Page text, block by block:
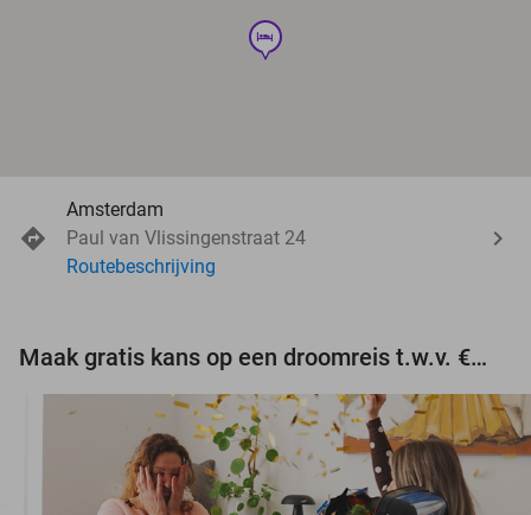
hotel
Amsterdam
Paul van Vlissingenstraat 24
Routebeschrijving
Maak gratis kans op een droomreis t.w.v. €3.000!